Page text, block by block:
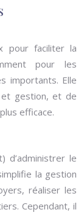
pour faciliter la
pour les
importants. Elle
gestion, et de
efficace.
d’administrer le
la gestion
réaliser les
Cependant, il